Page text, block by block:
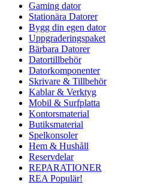
Gaming dator
Stationära Datorer
Bygg din egen dator
Uppgraderingspaket
Bärbara Datorer
Datortillbehör
Datorkomponenter
Skrivare & Tillbehör
Kablar & Verktyg
Mobil & Surfplatta
Kontorsmaterial
Butiksmaterial
Spelkonsoler
Hem & Hushåll
Reservdelar
REPARATIONER
REA Populär!